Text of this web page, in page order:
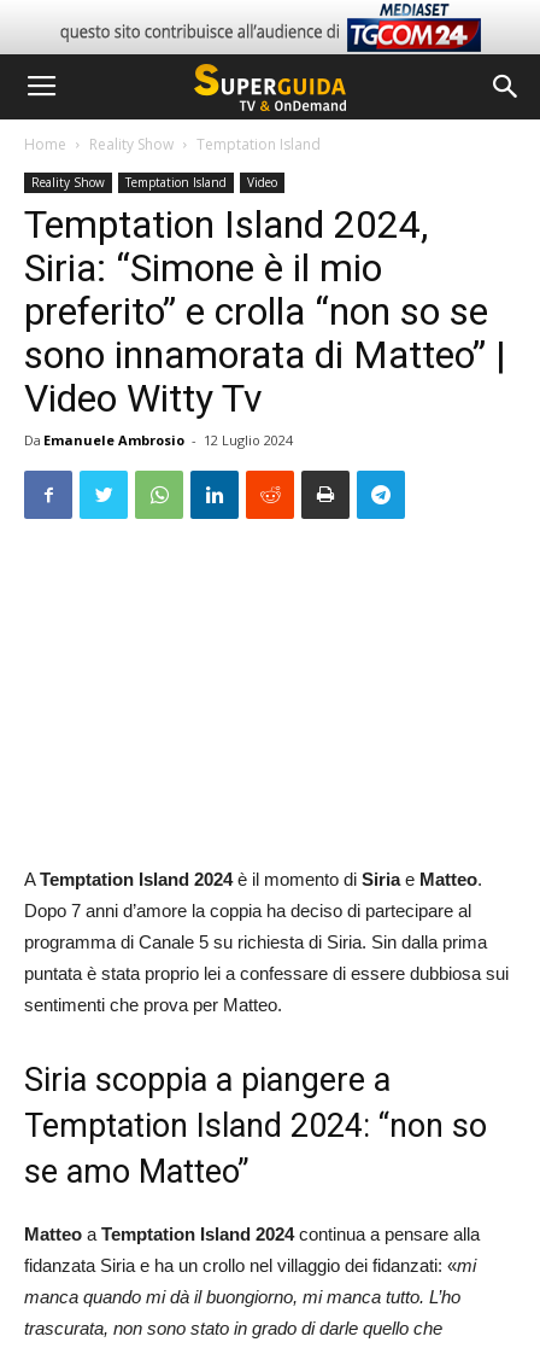
Home Reality Show Temptation Island
Reality Show Temptation Island Video
Temptation Island 2024,
Siria: “Simone è il mio
preferito” e crolla “non so se
sono innamorata di Matteo” |
Video Witty Tv
Da Emanuele Ambrosio - 12 Luglio 2024
ATemptation Island 2024è il momento di Siriae Matteo.
Dopo 7 anni d’amore la coppia ha deciso di partecipare al
programma di Canale 5 su richiesta di Siria. Sin dalla prima
puntata è stata proprio lei a confessare di essere dubbiosa sui
sentimenti che prova per Matteo.
Siria scoppia a piangere a
Temptation Island 2024: “non so
se amo Matteo”
Matteo aTemptation Island 2024continua a pensare alla
fidanzata Siria e ha un crollo nel villaggio dei fidanzati: «mi
manca quando mi dà il buongiorno, mi manca tutto. L’ho
trascurata, non sono stato in grado di darle quello che